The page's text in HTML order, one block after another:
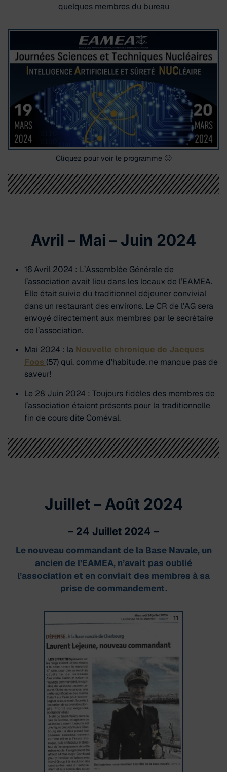
quelques membres du bureau
Cliquez pour voir le programme 🙂
Avril – Mai – Juin 2024
16 Avril 2024 : L’Assemblée Générale de
l’association avait lieu dans les locaux de l’EAMEA.
Elle était suivie du traditionnel déjeuner convivial
dans un restaurant des environs. Le CR de l’AG sera
envoyé directement aux membres par le secrétaire
de l’association.
Mai 2024 : la Nouvelle chronique de Jacques
Foos (57) qui, comme d’habitude, ne manque pas de
saveur!
Le 28 Juin 2024 : Toujours fidèles des membres de
l’association étaient présents pour la traditionnelle
fin de cours dite Coméval.
Juillet – Août 2024
– 24 Juillet 2024 –
Le nouveau commandant de la Base Navale, un
ancien de l’EAMEA, n’avait pas oublié
l’association et en conviait des membres à sa
prise de commandement.